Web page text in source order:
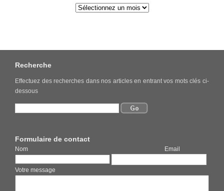
Recherche
Effectuez des recherches dans nos articles en entrant vos mots clés ci-
dessous
Formulaire de contact
Nom Email
Votre message